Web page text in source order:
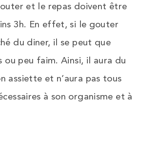
et le repas doivent être
3h. En effet, si le gouter
du diner, il se peut que
ou peu faim. Ainsi, il aura du
assiette et n’aura pas tous
à son organisme et à